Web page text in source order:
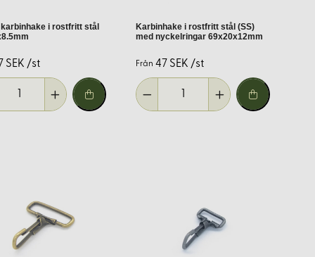
kan kräva större hakar. Mät det område där haken ska
i rostfritt stål
SEK /st
Karbinhake i rostfritt stål (SS)
med nyckelringar 69x20x12mm
Från 47 SEK /st